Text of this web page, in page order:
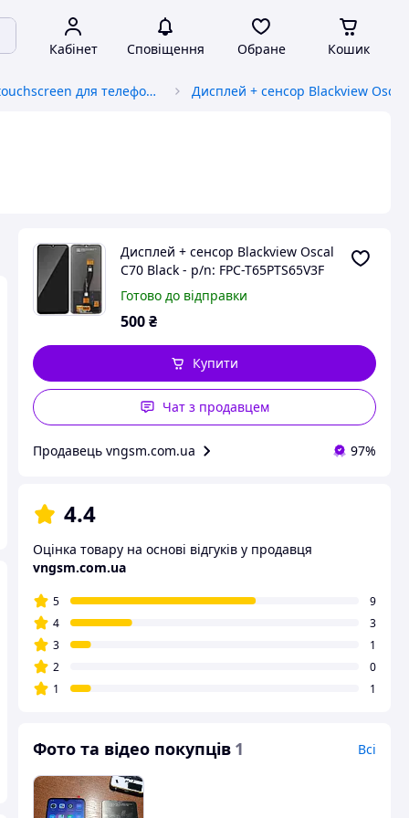
Кабінет Сповіщення Обране Кошик
Дисплей, touchscreen для телефонів
Дисплей + сенсор Blackview Oscal
C70 Black - p/n: FPC-T65PTS65V3F
Готово до відправки
500₴
Купити
Чат з продавцем
Продавець vngsm.com.ua 97%
4.4
Оцінка товару на основі відгуків у продавця
vngsm.com.ua
5
9
4
3
3
1
2
0
1
1
Фото та відео покупців 1 Всі